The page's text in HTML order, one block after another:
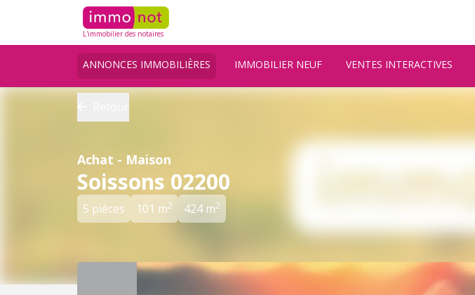
L'immobilier des notaires
ANNONCES IMMOBILIÈRES IMMOBILIER NEUF VENTES INTERACTIVES
Achat - Maison
Soissons 02200
5 pièces 101 m2 424 m2